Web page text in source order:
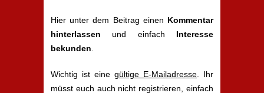
Hier unter dem Beitrag einen Kommentar
hinterlassenund einfach Interesse
bekunden
Wichtig ist eine gültige E-Mailadresse . Ihr
müsst euch auch nicht registrieren, einfach